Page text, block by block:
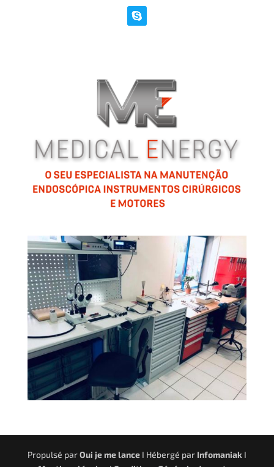
Propulsé parOui je me lanceI Hébergé par InfomaniakI